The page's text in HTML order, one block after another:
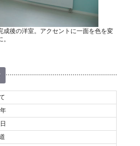
成後の洋室。アクセントに一面を色を変